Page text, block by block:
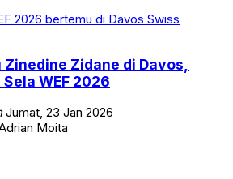
Zidane di Davos,
WEF 2026
Jumat, 23 Jan 2026
Moita